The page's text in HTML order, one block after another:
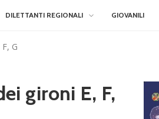
DILETTANTI REGIONALI GIOVANILI
G
gironi E, F,